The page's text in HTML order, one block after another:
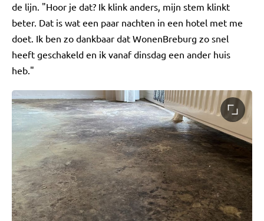
de lijn. "Hoor je dat? Ik klink anders, mijn stem klinkt
beter. Dat is wat een paar nachten in een hotel met me
doet. Ik ben zo dankbaar dat WonenBreburg zo snel
heeft geschakeld en ik vanaf dinsdag een ander huis
heb."